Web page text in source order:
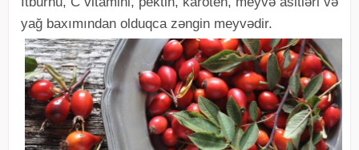
yağ baxımından olduqca zəngin meyvədir.